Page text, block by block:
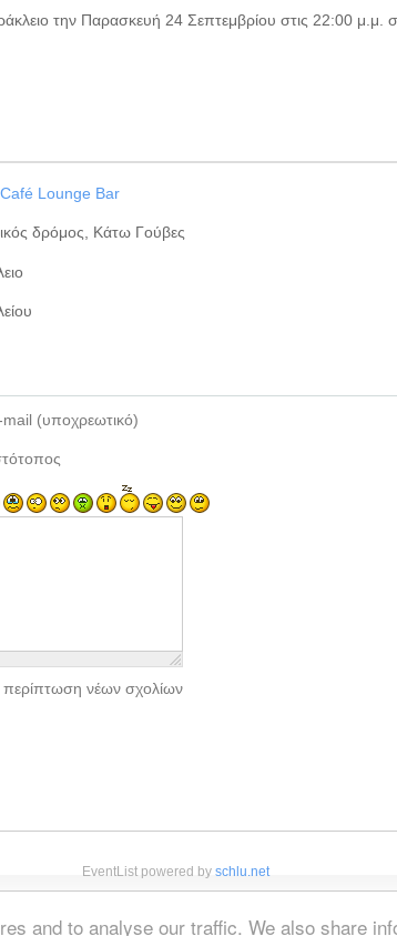
and to analyse our traffic. We also share
την Παρασκευή 24 Σεπτεμβρίου στις 22:00 μ.μ.
Lounge Bar
δρόμος, Κάτω Γούβες
mail (υποχρεωτικό)
νέων σχολίων
EventList powered by schlu.net